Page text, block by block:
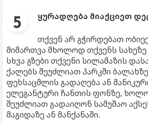
ყურადღება მიაქციეთ
თქვენ არ გჭირდებათ
მიმართვა მხოლოდ თქვენს სახეზე
სხვა გზები თქვენი სილამაზის
ქალებს შეუძლიათ პარკში
ფეხსაცმლის გადაღება ან
ელეგანტური ჩანთის ფონზე, ხოლო
შეუძლიათ გადაიღონ სამუშაო
მაგიდაზე ან მანქანაში.